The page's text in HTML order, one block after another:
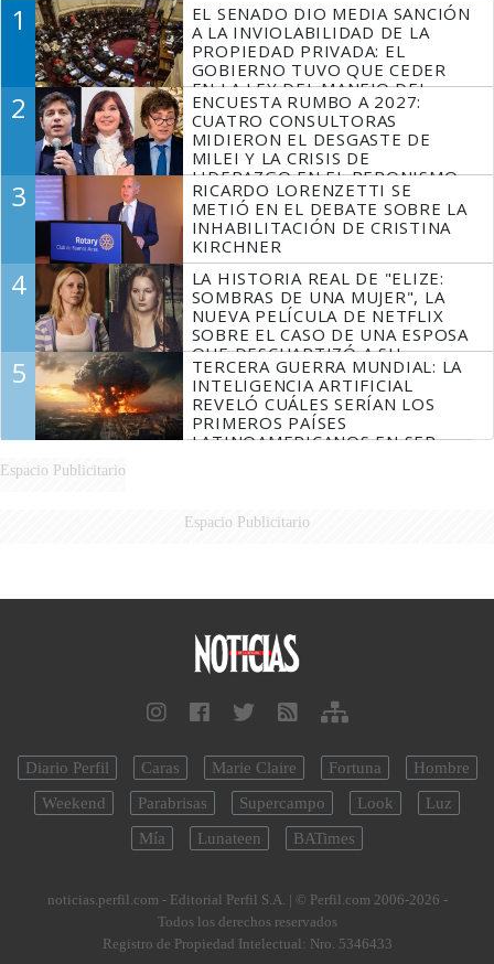
1
EL SENADO DIO MEDIA SANCIÓN
A LA INVIOLABILIDAD DE LA
PROPIEDAD PRIVADA: EL
GOBIERNO TUVO QUE CEDER
EN LA LEY DEL MANEJO DEL
FUEGO
2
ENCUESTA RUMBO A 2027:
CUATRO CONSULTORAS
MIDIERON EL DESGASTE DE
MILEI Y LA CRISIS DE
LIDERAZGO EN EL PERONISMO
3
RICARDO LORENZETTI SE
METIÓ EN EL DEBATE SOBRE LA
INHABILITACIÓN DE CRISTINA
KIRCHNER
4
LA HISTORIA REAL DE "ELIZE:
SOMBRAS DE UNA MUJER", LA
NUEVA PELÍCULA DE NETFLIX
SOBRE EL CASO DE UNA ESPOSA
QUE DESCUARTIZÓ A SU
MARIDO
5
TERCERA GUERRA MUNDIAL: LA
INTELIGENCIA ARTIFICIAL
REVELÓ CUÁLES SERÍAN LOS
PRIMEROS PAÍSES
LATINOAMERICANOS EN SER
Espacio Publicitario
Espacio Publicitario
Diario Perfil Caras Marie Claire Fortuna
Hombre
Weekend
Parabrisas Supercampo Look
Luz
Mía
Lunateen BATimes
noticias.perfil.com - Editorial Perfil S.A. | © Perfil.com 2006-2026 -
Todos los derechos reservados
Registro de Propiedad Intelectual: Nro. 5346433